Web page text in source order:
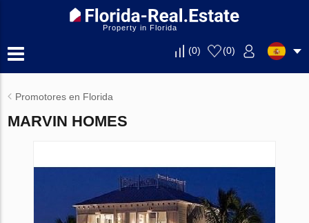
Property in Florida
(0) (0)
Promotores en Florida
MARVIN HOMES